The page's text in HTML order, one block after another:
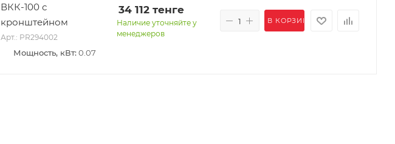
ВКК-100 с
кронштейном
Арт.: PR294002
34 112тенге
Наличие уточняйте у
менеджеров
В КОРЗИНУ
Мощность, кВт: 0.07